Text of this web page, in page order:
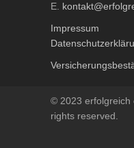
E.
Impressum
© 2023 erfolgreich
rights reserved.